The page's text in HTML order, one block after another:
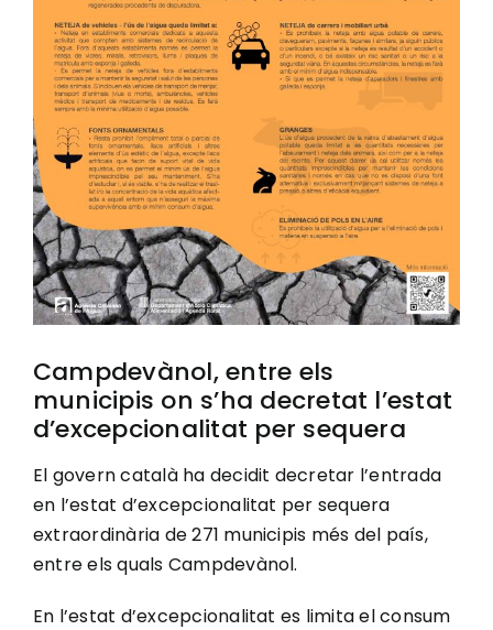
Cerca
Campdevànol, entre els
municipis on s’ha decretat l’estat
d’excepcionalitat per sequera
El govern català ha decidit decretar l’entrada
en l’estat d’excepcionalitat per sequera
extraordinària de 271 municipis més del país,
entre els quals Campdevànol.
En l’estat d’excepcionalitat es limita el consum